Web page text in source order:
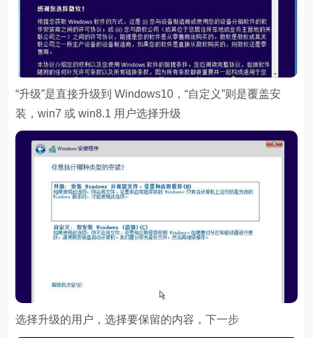
“升级”是直接升级到 Windows10，“自定义”则是覆盖安
装，win7 或 win8.1 用户选择升级
选择升级的用户，选择要保留的内容，下一步